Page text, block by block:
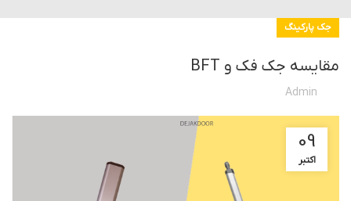
جک پارکینگ
مقایسه جک فک و BFT
Admin
09
اکتبر